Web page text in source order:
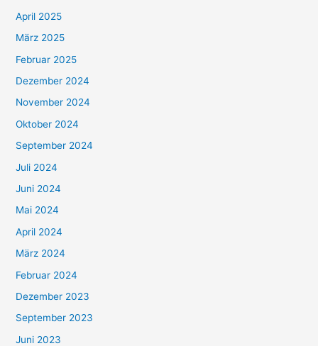
April 2025
März 2025
Februar 2025
Dezember 2024
November 2024
Oktober 2024
September 2024
Juli 2024
Juni 2024
Mai 2024
April 2024
März 2024
Februar 2024
Dezember 2023
September 2023
Juni 2023